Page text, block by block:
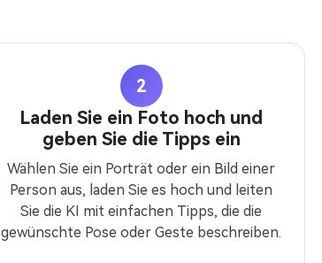
2
Laden Sie ein Foto hoch und
geben Sie die Tipps ein
Wählen Sie ein Porträt oder ein Bild einer
Person aus, laden Sie es hoch und leiten
Sie die KI mit einfachen Tipps, die die
gewünschte Pose oder Geste beschreiben.